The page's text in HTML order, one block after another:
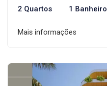
2 Quartos 1 Banheiro
Mais informações